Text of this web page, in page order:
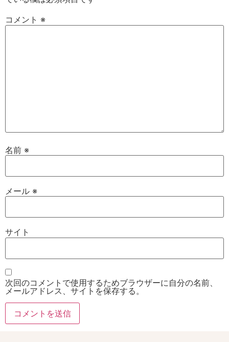
コメント ※
名前 ※
メール ※
サイト
次回のコメントで使用するためブラウザーに自分の名前、
メールアドレス、サイトを保存する。